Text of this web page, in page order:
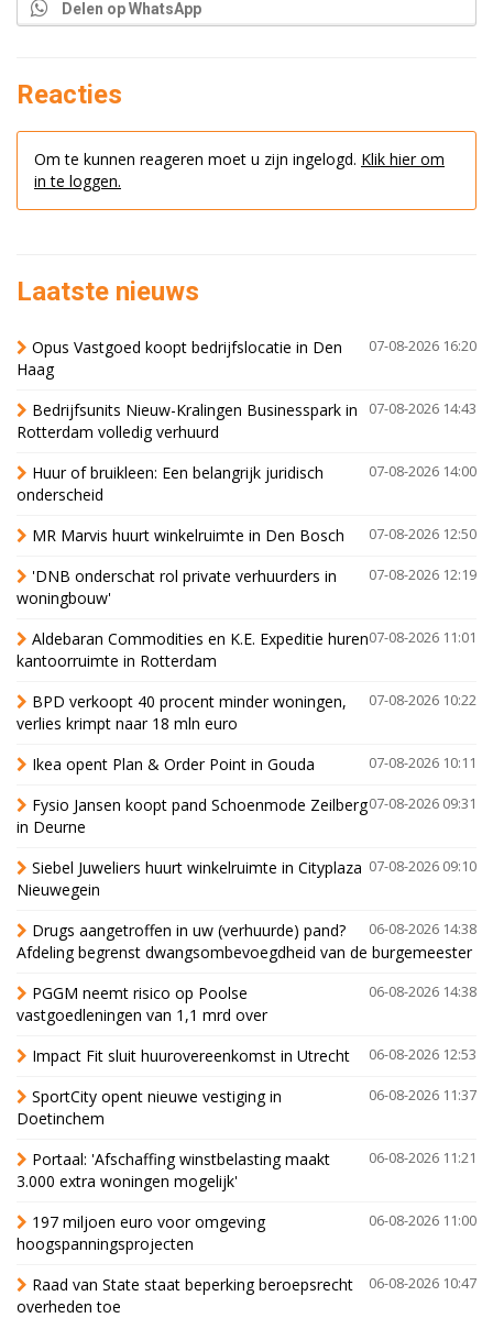
Delen op WhatsApp
Reacties
Om te kunnen reageren moet u zijn ingelogd. Klik hier om
in te loggen.
Laatste nieuws
07-08-2026 16:20
Opus Vastgoed koopt bedrijfslocatie in Den
Haag
07-08-2026 14:43
Bedrijfsunits Nieuw-Kralingen Businesspark in
Rotterdam volledig verhuurd
07-08-2026 14:00
Huur of bruikleen: Een belangrijk juridisch
onderscheid
07-08-2026 12:50
MR Marvis huurt winkelruimte in Den Bosch
07-08-2026 12:19
'DNB onderschat rol private verhuurders in
woningbouw'
07-08-2026 11:01
Aldebaran Commodities en K.E. Expeditie huren
kantoorruimte in Rotterdam
07-08-2026 10:22
BPD verkoopt 40 procent minder woningen,
verlies krimpt naar 18 mln euro
07-08-2026 10:11
Ikea opent Plan & Order Point in Gouda
07-08-2026 09:31
Fysio Jansen koopt pand Schoenmode Zeilberg
in Deurne
07-08-2026 09:10
Siebel Juweliers huurt winkelruimte in Cityplaza
Nieuwegein
06-08-2026 14:38
Drugs aangetroffen in uw (verhuurde) pand?
Afdeling begrenst dwangsombevoegdheid van de burgemeester
06-08-2026 14:38
PGGM neemt risico op Poolse
vastgoedleningen van 1,1 mrd over
06-08-2026 12:53
Impact Fit sluit huurovereenkomst in Utrecht
06-08-2026 11:37
SportCity opent nieuwe vestiging in
Doetinchem
06-08-2026 11:21
Portaal: 'Afschaffing winstbelasting maakt
3.000 extra woningen mogelijk'
06-08-2026 11:00
197 miljoen euro voor omgeving
hoogspanningsprojecten
06-08-2026 10:47
Raad van State staat beperking beroepsrecht
overheden toe